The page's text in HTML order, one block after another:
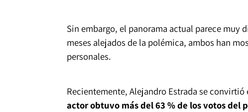
Sin embargo, el panorama actual parece muy
meses alejados de la polémica, ambos han
personales.
Recientemente, Alejandro Estrada se
actor obtuvo más del 63 % de los votos del